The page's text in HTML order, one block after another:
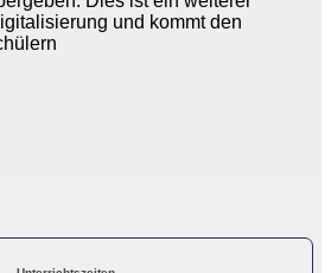
und kommt den